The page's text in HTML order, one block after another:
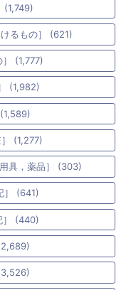
(1,749)
るもの］ (621)
(1,777)
(1,982)
(1,277)
具，薬品］ (303)
］ (641)
］ (440)